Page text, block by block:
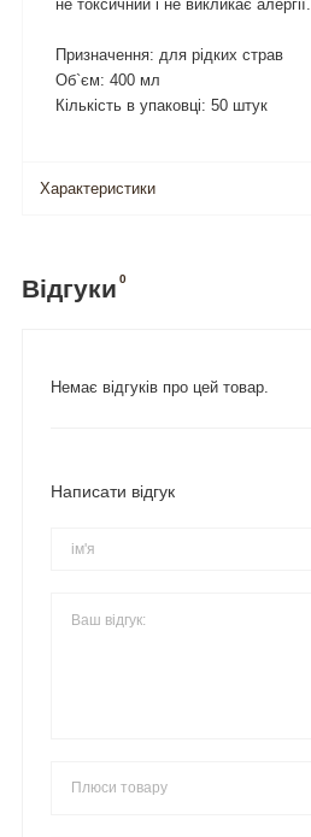
не токсичний і не викликає алергії.
Призначення: для рідких страв
Об`єм: 400 мл
Кількість в упаковці: 50 штук
Характеристики
Відгуки 0
Немає відгуків про цей товар.
Написати відгук